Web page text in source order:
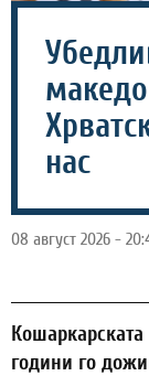
нас
08 август 2026 -
години го